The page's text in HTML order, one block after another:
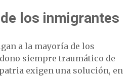
los inmigrantes
a la mayoría de los
siempre traumático de
exigen una solución, en